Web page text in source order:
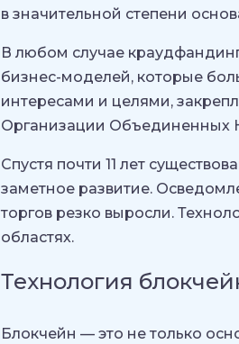
в значительной степени
В любом случае
бизнес-моделей, которые
интересами и целями,
Организации Объединенных
Спустя почти 11 лет
заметное развитие.
торгов резко выросли.
областях.
Технология
Блокчейн — это не только